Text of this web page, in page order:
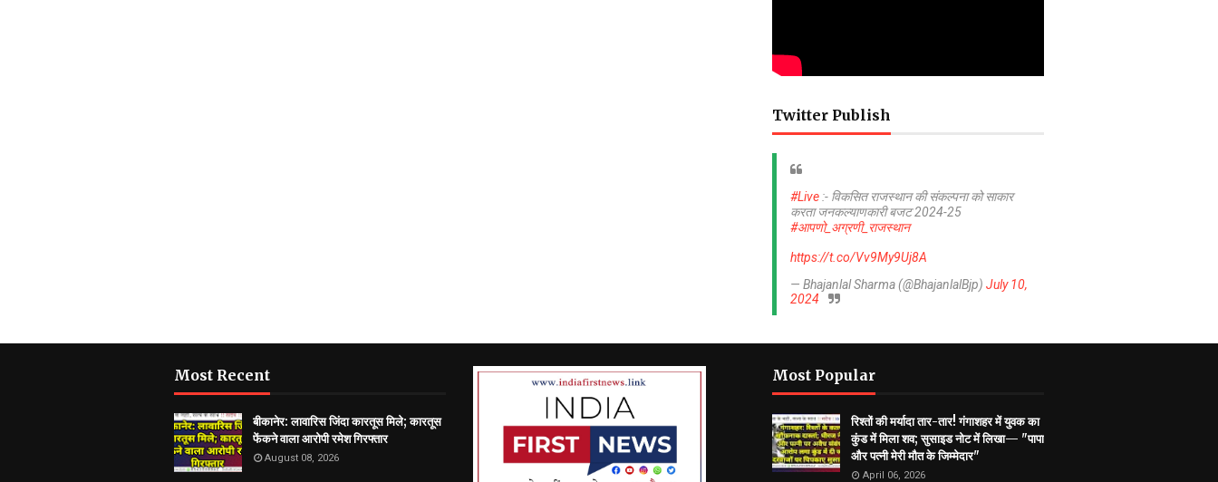
Twitter Publish
#Live :- विकसित राजस्थान की संकल्पना को साकार
करता जनकल्याणकारी बजट 2024-25
#आपणो_अग्रणी_राजस्थान
https://t.co/Vv9My9Uj8A
— Bhajanlal Sharma (@BhajanlalBjp) July 10,
2024
Most Recent
बीकानेर: लावारिस जिंदा कारतूस मिले; कारतूस
फेंकने वाला आरोपी रमेश गिरफ्तार
August 08, 2026
Most Popular
रिश्तों की मर्यादा तार-तार! गंगाशहर में युवक का
कुंड में मिला शव; सुसाइड नोट में लिखा— "पापा
और पत्नी मेरी मौत के जिम्मेदार"
April 06, 2026